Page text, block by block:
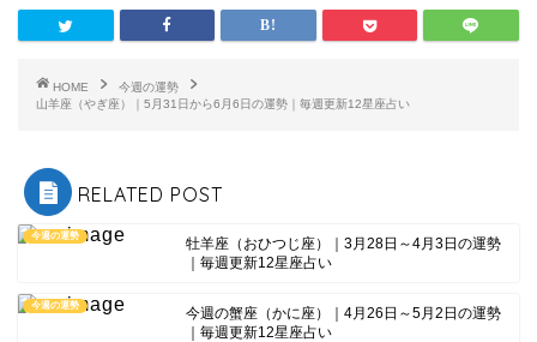
HOME
今週の運勢
山羊座（やぎ座）｜5月31日から6月6日の運勢｜毎週更新12星座占い
RELATED POST
今週の運勢
牡羊座（おひつじ座）｜3月28日～4月3日の運勢
｜毎週更新12星座占い
今週の運勢
今週の蟹座（かに座）｜4月26日～5月2日の運勢
｜毎週更新12星座占い